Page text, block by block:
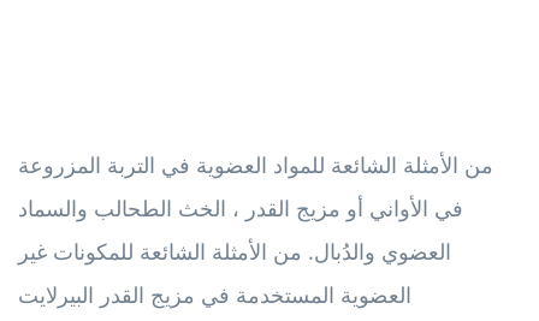
من الأمثلة الشائعة للمواد العضوية في التربة المزروعة
في الأواني أو مزيج القدر ، الخث الطحالب والسماد
العضوي والدُبال. من الأمثلة الشائعة للمكونات غير
العضوية المستخدمة في مزيج القدر البيرلايت